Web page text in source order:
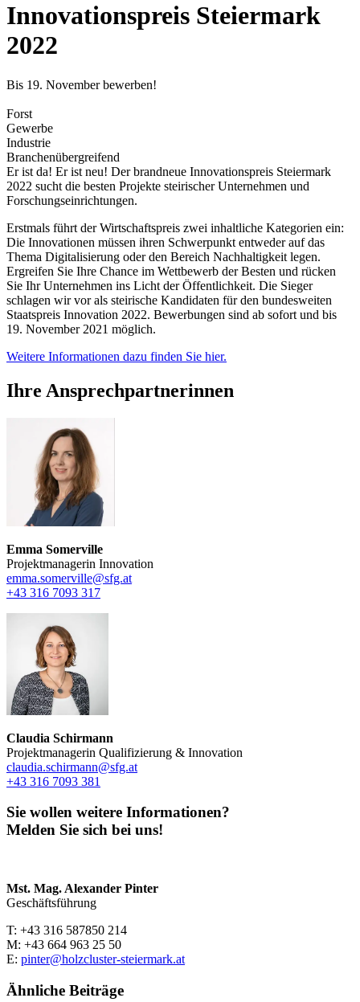
Innovationspreis Steiermark
2022
Bis 19. November bewerben!
Forst
Gewerbe
Industrie
Branchenübergreifend
Er ist da! Er ist neu! Der brandneue Innovationspreis Steiermark
2022 sucht die besten Projekte steirischer Unternehmen und
Forschungseinrichtungen.
Erstmals führt der Wirtschaftspreis zwei inhaltliche Kategorien ein:
Die Innovationen müssen ihren Schwerpunkt entweder auf das
Thema Digitalisierung oder den Bereich Nachhaltigkeit legen.
Ergreifen Sie Ihre Chance im Wettbewerb der Besten und rücken
Sie Ihr Unternehmen ins Licht der Öffentlichkeit. Die Sieger
schlagen wir vor als steirische Kandidaten für den bundesweiten
Staatspreis Innovation 2022. Bewerbungen sind ab sofort und bis
19. November 2021 möglich.
Weitere Informationen dazu finden Sie hier.
Ihre Ansprechpartnerinnen
Emma Somerville
Projektmanagerin Innovation
emma.somerville@sfg.at
+43 316 7093 317
Claudia Schirmann
Projektmanagerin Qualifizierung & Innovation
claudia.schirmann@sfg.at
+43 316 7093 381
Sie wollen weitere Informationen?
Melden Sie sich bei uns!
Mst. Mag. Alexander Pinter
Geschäftsführung
T: +43 316 587850 214
M: +43 664 963 25 50
E: pinter@holzcluster-steiermark.at
Ähnliche Beiträge